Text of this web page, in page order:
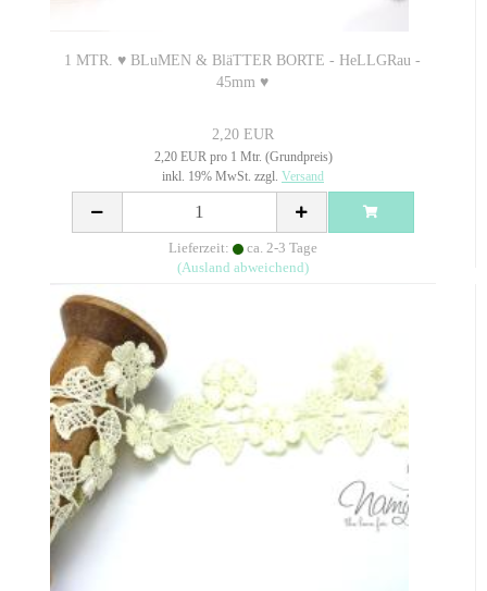
1 MTR. ♥ BLuMEN & BläTTER BORTE - HeLLGRau -
45mm ♥
2,20 EUR
2,20 EUR pro 1 Mtr. (Grundpreis)
inkl. 19% MwSt. zzgl. Versand
Lieferzeit:
ca. 2-3 Tage
(Ausland abweichend)